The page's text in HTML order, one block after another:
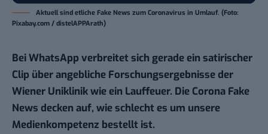
Aktuell sind etliche Fake News zum Coronavirus in Umlauf. (Foto:
Pixabay.com / distelAPPArath)
Bei WhatsApp verbreitet sich gerade ein satirischer
Clip über angebliche Forschungsergebnisse der
Wiener Uniklinik wie ein Lauffeuer. Die Corona Fake
News decken auf, wie schlecht es um unsere
Medienkompetenz bestellt ist.